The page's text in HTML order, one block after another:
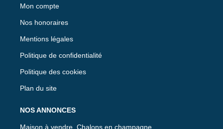
Mon compte
Nos honoraires
Mentions légales
Politique de confidentialité
Politique des cookies
Plan du site
NOS ANNONCES
Maison à vendre, Chalons en champagne